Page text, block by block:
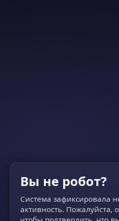
Вы не робот?
Система зафиксировала
активность. Пожалуйста,